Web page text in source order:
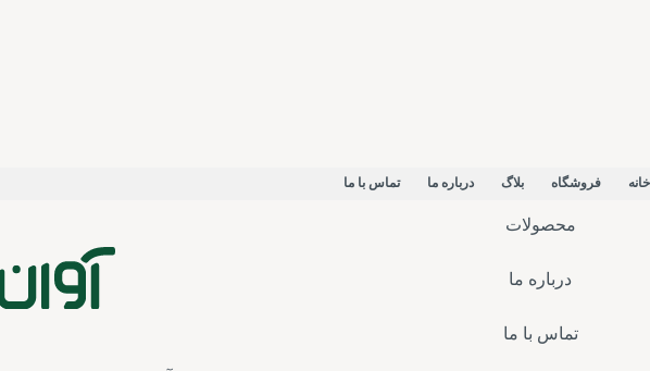
خانه فروشگاه بلاگ درباره ما تماس با ما
محصولات
درباره ما
تماس با ما